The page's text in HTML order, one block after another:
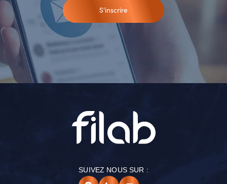
S'inscrire
SUIVEZ NOUS SUR :